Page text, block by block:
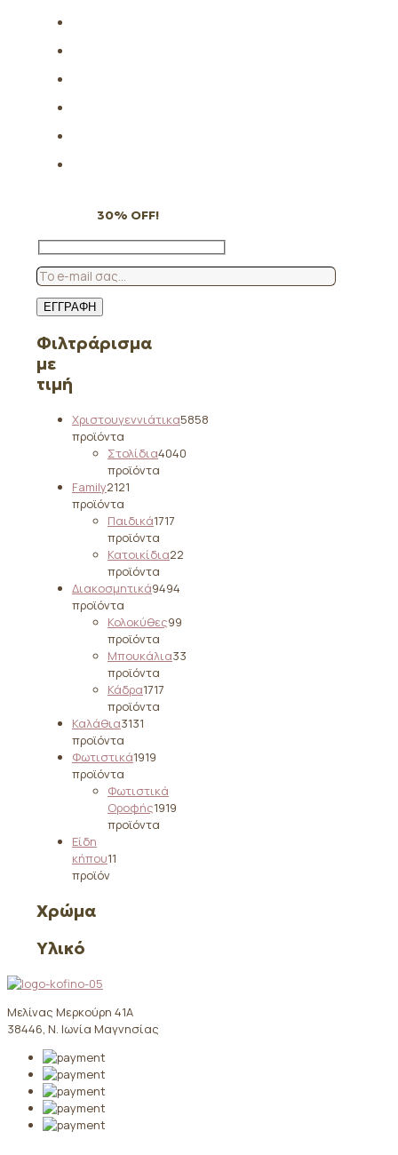
30% OFF!
Φιλτράρισμα
με
τιμή
Χριστουγεννιάτικα5858
προϊόντα
Στολίδια4040
προϊόντα
Family2121
προϊόντα
Παιδικά1717
προϊόντα
Κατοικίδια22
προϊόντα
Διακοσμητικά9494
προϊόντα
Κολοκύθες99
προϊόντα
Μπουκάλια33
προϊόντα
Κάδρα1717
προϊόντα
Καλάθια3131
προϊόντα
Φωτιστικά1919
προϊόντα
Φωτιστικά
Οροφής1919
προϊόντα
Είδη
κήπου11
προϊόν
Χρώμα
Υλικό
Μελίνας Μερκούρη 41Α
38446, Ν. Ιωνία Μαγνησίας